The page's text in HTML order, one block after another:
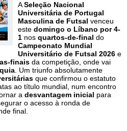
ASeleção Nacional
Universitária de Portugal
Masculina de Futsal venceu
este domingo o Líbano por 4-
1 nos quartos-de-final do
Campeonato Mundial
Universitário de Futsal 2026 e
finais da competição, onde vai
. Um triunfo absolutamente
que confirmou o estatuto
ao título mundial, num encontro
a desvantagem inicial para
o acesso à ronda de
final.